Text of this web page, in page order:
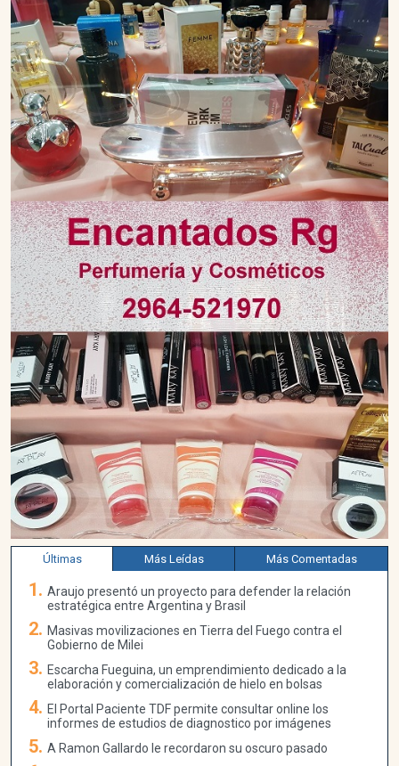
Últimas Más Leídas Más Comentadas
Araujo presentó un proyecto para defender la relación
estratégica entre Argentina y Brasil
Masivas movilizaciones en Tierra del Fuego contra el
Gobierno de Milei
Escarcha Fueguina, un emprendimiento dedicado a la
elaboración y comercialización de hielo en bolsas
El Portal Paciente TDF permite consultar online los
informes de estudios de diagnostico por imágenes
A Ramon Gallardo le recordaron su oscuro pasado